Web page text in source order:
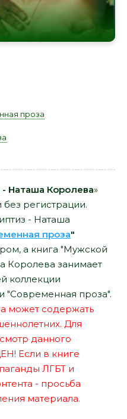
проза
Наташа Королева»
без регистрации.
- Наташа
проза"
а книга "Мужской
Королева занимает
коллекции
"Современная проза".
может содержать
Для
данного
Если в книге
ЛГБТ и
- просьба
материала.